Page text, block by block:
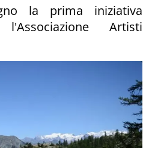
la prima iniziativa
Artisti